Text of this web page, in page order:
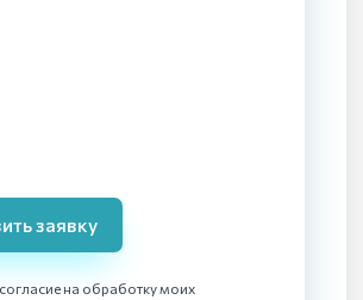
заявку
на обработку моих